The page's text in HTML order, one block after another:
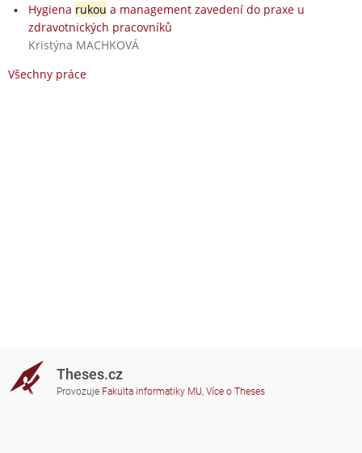
Hygiena rukou a management zavedení do praxe u
zdravotnických pracovníků
Kristýna MACHKOVÁ
Všechny práce
Theses.cz
Provozuje Fakulta informatiky MU, Více o Theses